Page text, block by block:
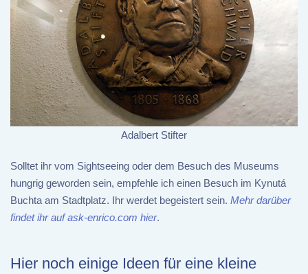
Adalbert Stifter
Solltet ihr vom Sightseeing oder dem Besuch des Museums
hungrig geworden sein, empfehle ich einen Besuch im Kynutá
Buchta am Stadtplatz. Ihr werdet begeistert sein. Mehr darüber
findet ihr auf ask-enrico.com hier.
Hier noch einige Ideen für eine kleine